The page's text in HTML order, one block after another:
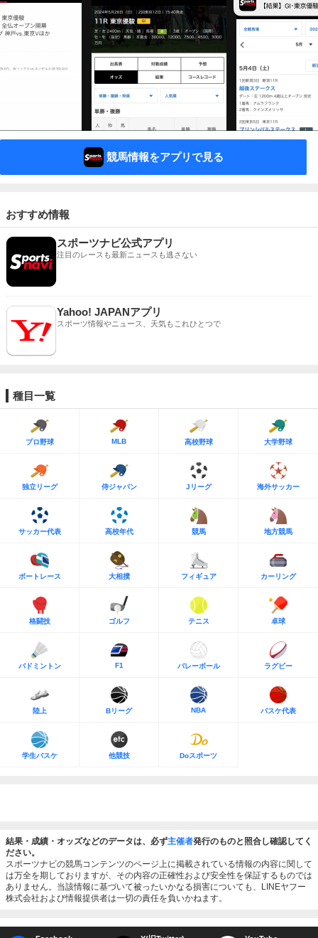
競馬情報をアプリで見る
おすすめ情報
スポーツナビ公式アプリ
注目のレースも最新ニュースも逃さない
Yahoo! JAPANアプリ
スポーツ情報やニュース、天気もこれひとつで
種目一覧
プロ野球 MLB 高校野球 大学野球
独立リーグ 侍ジャパン Jリーグ 海外サッカー
サッカー代表 高校年代 競馬 地方競馬
ボートレース 大相撲 フィギュア カーリング
格闘技 ゴルフ テニス 卓球
バドミントン F1 バレーボール ラグビー
陸上 Bリーグ NBA バスケ代表
学生バスケ 他競技 Doスポーツ
結果・成績・オッズなどのデータは、必ず主催者発行のものと照合し確認してく
ださい。
スポーツナビの競馬コンテンツのページ上に掲載されている情報の内容に関して
は万全を期しておりますが、その内容の正確性および安全性を保証するものでは
ありません。当該情報に基づいて被ったいかなる損害についても、LINEヤフー
株式会社および情報提供者は一切の責任を負いかねます。